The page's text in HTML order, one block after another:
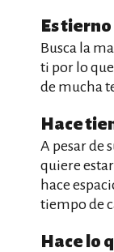
Es tierno
Busca la
ti por lo
de mucha
Hace
A pesar de
quiere
hace
tiempo de
Hace lo